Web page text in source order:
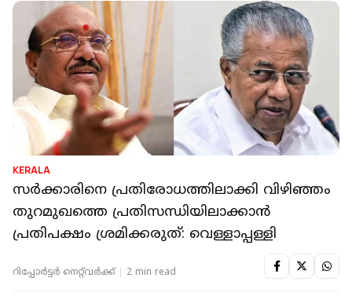
KERALA
സർക്കാരിനെ പ്രതിരോധത്തിലാക്കി വിഴിഞ്ഞം
തുറമുഖത്തെ പ്രതിസന്ധിയിലാക്കാൻ
പ്രതിപക്ഷം ശ്രമിക്കരുത്: വെള്ളാപ്പള്ളി
റിപ്പോർട്ടർ നെറ്റ്‌വര്‍ക്ക്‌ 2 min read